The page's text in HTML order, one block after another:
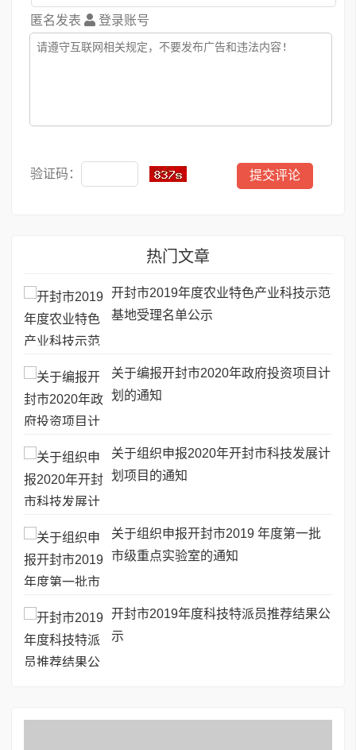
匿名发表 登录账号
验证码：
热门文章
开封市2019年度农业特色产业科技示范
基地受理名单公示
关于编报开封市2020年政府投资项目计
划的通知
关于组织申报2020年开封市科技发展计
划项目的通知
关于组织申报开封市2019 年度第一批
市级重点实验室的通知
开封市2019年度科技特派员推荐结果公
示